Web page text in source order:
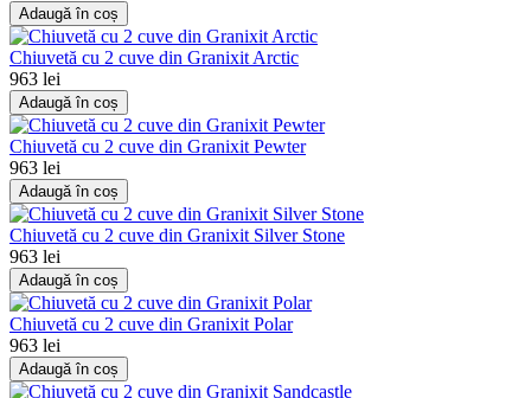
Adaugă în coș
Chiuvetă cu 2 cuve din Granixit Arctic
963 lei
Adaugă în coș
Chiuvetă cu 2 cuve din Granixit Pewter
963 lei
Adaugă în coș
Chiuvetă cu 2 cuve din Granixit Silver Stone
963 lei
Adaugă în coș
Chiuvetă cu 2 cuve din Granixit Polar
963 lei
Adaugă în coș